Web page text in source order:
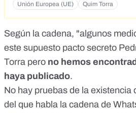
Unión Europea (UE)
Quim Torra
Según la cadena, "algunos
este supuesto pacto secreto
Torra pero no hemos
haya publicado.
No hay pruebas de la existencia
del que habla la cadena de